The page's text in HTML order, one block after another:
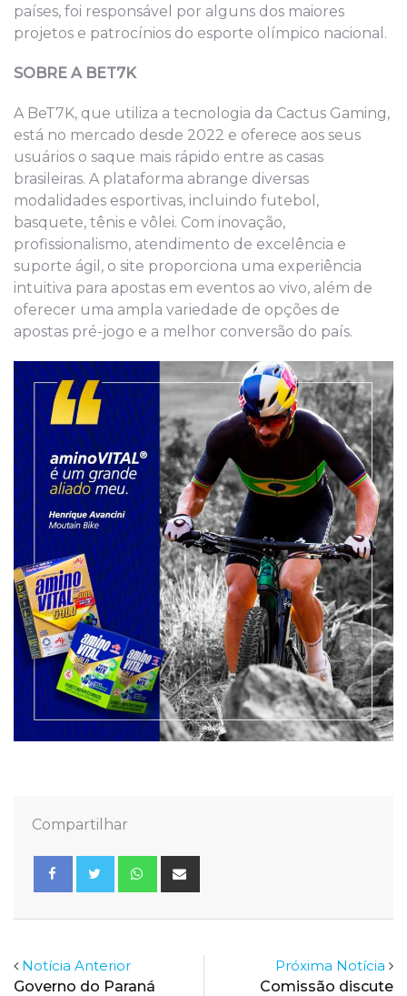
países, foi responsável por alguns dos maiores
projetos e patrocínios do esporte olímpico nacional.
SOBRE A BET7K
A BeT7K, que utiliza a tecnologia da Cactus Gaming,
está no mercado desde 2022 e oferece aos seus
usuários o saque mais rápido entre as casas
brasileiras. A plataforma abrange diversas
modalidades esportivas, incluindo futebol,
basquete, tênis e vôlei. Com inovação,
profissionalismo, atendimento de excelência e
suporte ágil, o site proporciona uma experiência
intuitiva para apostas em eventos ao vivo, além de
oferecer uma ampla variedade de opções de
apostas pré-jogo e a melhor conversão do país.
Compartilhar
Whatsapp
Notícia Anterior
Governo do Paraná
Próxima Notícia
Comissão discute